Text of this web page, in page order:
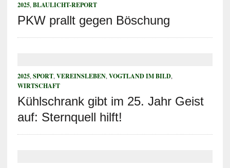
2025, BLAULICHT-REPORT
PKW prallt gegen Böschung
2025, SPORT, VEREINSLEBEN, VOGTLAND IM BILD,
WIRTSCHAFT
Kühlschrank gibt im 25. Jahr Geist
auf: Sternquell hilft!